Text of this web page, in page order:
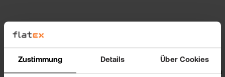
Zustimmung Details Über Cookies
Alle Märkte & Anlageprodukte direkt in einer
übersichtlichen App
Extra sicher & bequem: Freigabe in Sekunden